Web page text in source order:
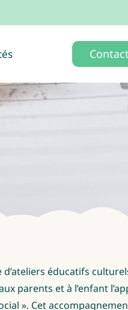
Contact
éducatifs
parents et à l’enfant
». Cet